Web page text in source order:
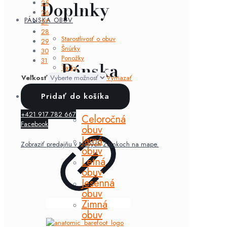
Doplnky
Starostlivosť o obuv
Šnúrky
Ponožky
Tašky
Ozdoby
ZNAČKY
PÁNSKA OBUV
Pánska
obuv
Celoročná
obuv
Jarná
obuv
Letná
obuv
Jesenná
obuv
Zimná
obuv
25
26
27
28
29
30
31
Veľkosť
Vymazať
množstvo
D.D.step
-
zimná
obuv
Chocolate
Pridať do košíka
+421 917 782 667
Facebook
Zobraziť predajňu v Nových Zámkoch na mape.